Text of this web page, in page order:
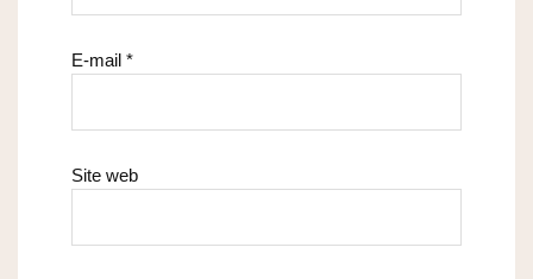
E-mail *
Site web